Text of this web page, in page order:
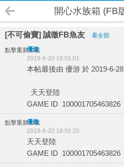
開心水族箱 (FB
[不可偷寶] 誠徵FB魚友 看全部
點擊重新加載
優游
2019-6-20 18:55:01
本帖最後由 優游 於 2019-6-
天天登陸
GAME ID 100001705463826
點擊重新加載
優游
2019-6-20 18:56:20
天天登陸
GAME ID 100001705463826